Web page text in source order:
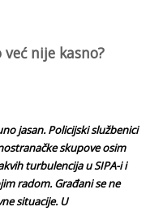
nije kasno?
jasan. Policijski službenici
skupove osim
turbulencija u SIPA-i i
radom. Građani se ne
situacije. U